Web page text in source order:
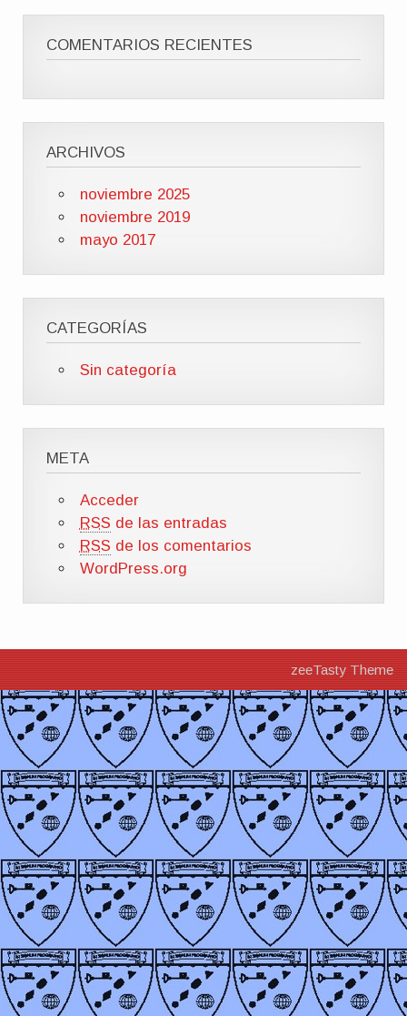
COMENTARIOS RECIENTES
ARCHIVOS
noviembre 2025
noviembre 2019
mayo 2017
CATEGORÍAS
Sin categoría
META
Acceder
RSS de las entradas
RSS de los comentarios
WordPress.org
zeeTasty Theme